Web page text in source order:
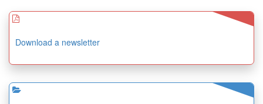
Download a newsletter